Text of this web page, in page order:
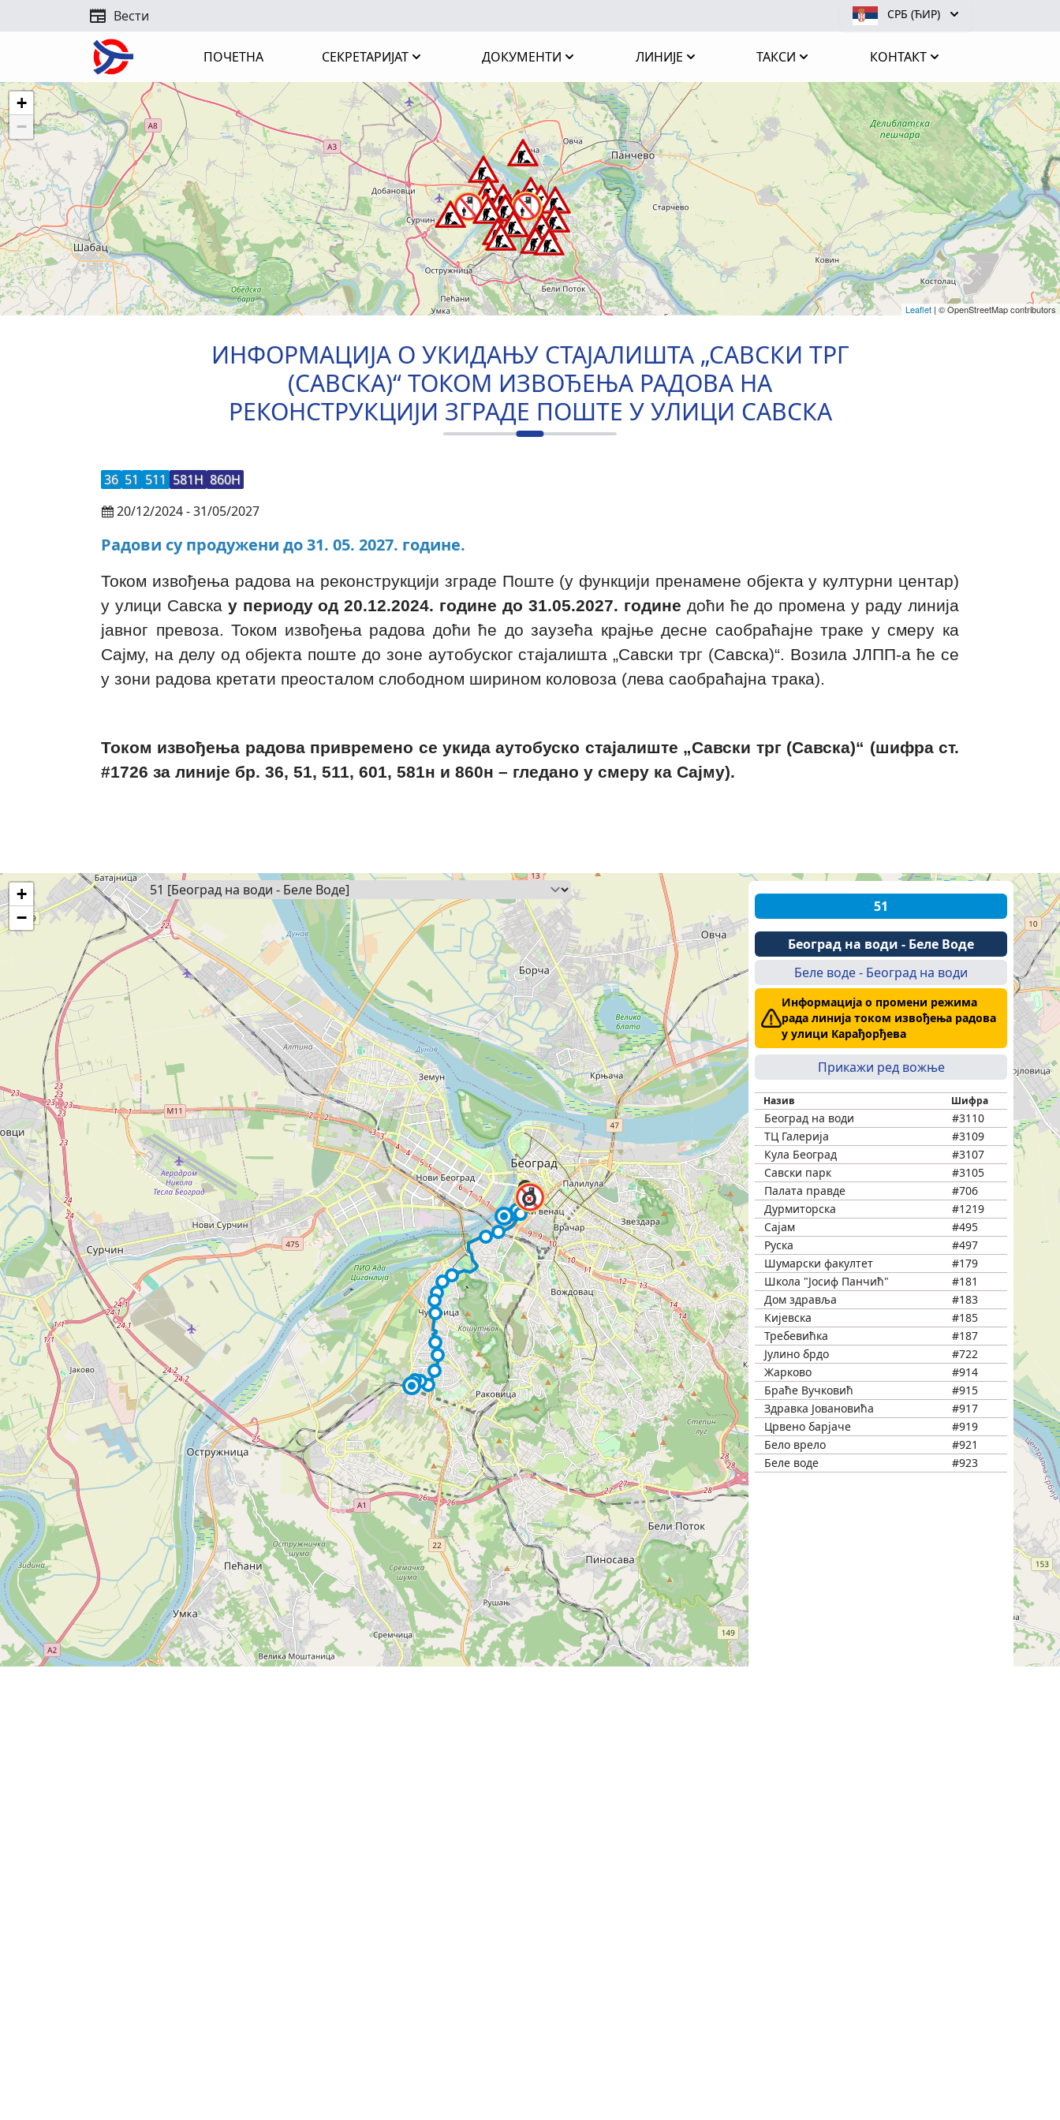
newspaper Вести СРБ (ЋИР)
ПОЧЕТНА СЕКРЕТАРИЈАТ ДОКУМЕНТИ ЛИНИЈЕ ТАКСИ КОНТАКТ
+
−
Leaflet | © OpenStreetMap contributors
ИНФОРМАЦИЈА О УКИДАЊУ СТАЈАЛИШТА „САВСКИ ТРГ
(САВСКА)“ ТОКОМ ИЗВОЂЕЊА РАДОВА НА
РЕКОНСТРУКЦИЈИ ЗГРАДЕ ПОШТЕ У УЛИЦИ САВСКА
36 51 511 581Н 860Н
20/12/2024 - 31/05/2027
Радови су продужени до 31. 05. 2027. године.
Током извођења радова на реконструкцији зграде Поште (у функцији пренамене објекта у културни центар)
у улици Савска у периоду од 20.12.2024. године до 31.05.2027. године доћи ће до промена у раду линија
јавног превоза. Током извођења радова доћи ће до заузећа крајње десне саобраћајне траке у смеру ка
Сајму, на делу од објекта поште до зоне аутобуског стајалишта „Савски трг (Савска)“. Возила ЈЛПП-а ће се
у зони радова кретати преосталом слободном ширином коловоза (лева саобраћајна трака).
Током извођења радова привремено се укида аутобуско стајалиште „Савски трг (Савска)“ (шифра ст.
#1726 за линије бр. 36, 51, 511, 601, 581н и 860н – гледано у смеру ка Сајму).
+
−
51
Београд на води - Беле Воде
Беле воде - Београд на води
Информација о промени режима
рада линија током извођења радова
у улици Карађорђева
Прикажи ред вожње
Назив Шифра
Београд на води
#3110
ТЦ Галерија
#3109
Кула Београд
#3107
Савски парк
#3105
Палата правде
#706
Дурмиторска
#1219
Сајам
#495
Руска
#497
Шумарски факултет
#179
Школа "Јосиф Панчић"
#181
Дом здравља
#183
Кијевска
#185
Требевићка
#187
Јулино брдо
#722
Жарково
#914
Браће Вучковић
#915
Здравка Јовановића
#917
Црвено барјаче
#919
Бело врело
#921
Беле воде
#923